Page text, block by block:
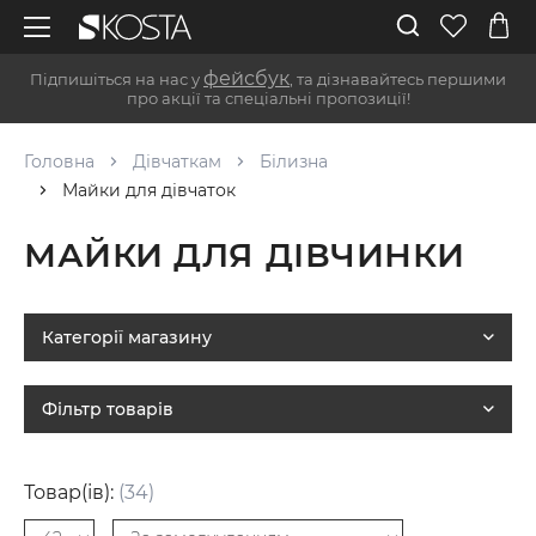
Підпишіться на нас у фейсбук , та дізнавайтесь першими
про акції та спеціальні пропозиції!
Головна Дівчаткам
Білизна
Майки для дівчаток
МАЙКИ ДЛЯ ДІВЧИНКИ
Категорії магазину
Фільтр товарів
Товар(ів): (34)